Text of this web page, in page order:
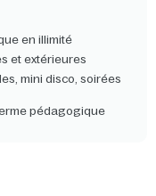
en illimité
et extérieures
mini disco, soirées
pédagogique